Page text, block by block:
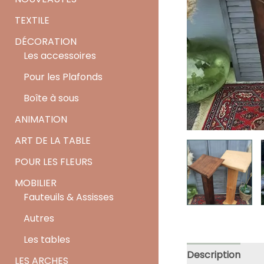
TEXTILE
DÉCORATION
Les accessoires
Pour les Plafonds
Boîte à sous
ANIMATION
ART DE LA TABLE
POUR LES FLEURS
MOBILIER
Fauteuils & Assisses
Autres
Les tables
LES ARCHES
Description